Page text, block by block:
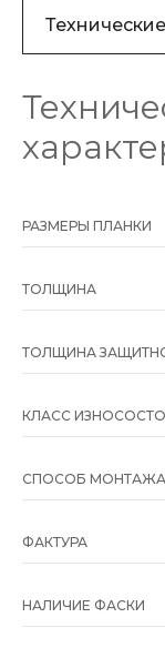
РАЗМЕРЫ ПЛАНКИ
ТОЛЩИНА
ТОЛЩИНА
КЛАСС
СПОСОБ МОНТАЖА
ФАКТУРА
НАЛИЧИЕ ФАСКИ